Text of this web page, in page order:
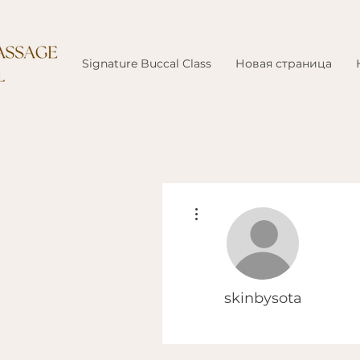
Signature Buccal Class Новая страница
skinbysota